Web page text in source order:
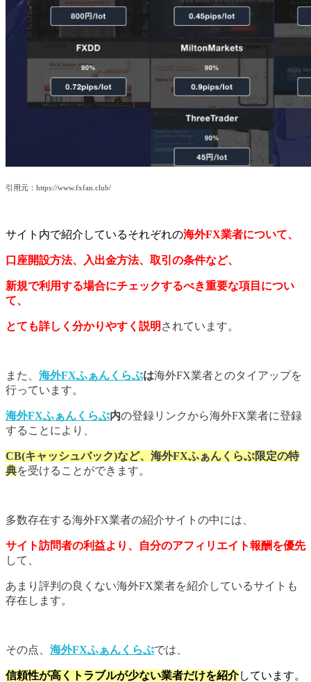
引用元：https://www.fxfan.club/
サイト内で紹介しているそれぞれの海外FX業者について、
口座開設方法、入出金方法、取引の条件など、
新規で利用する場合にチェックするべき重要な項目につい
て、
とても詳しく分かりやすく説明 されています。
また、 海外FXふぁんくらぶは海外FX業者とのタイアップを
行っています。
海外FXふぁんくらぶ内の登録リンクから海外FX業者に登録
することにより、
CB(キャッシュバック)など、海外FXふぁんくらぶ限定の特
典を受けることができます。
多数存在する海外FX業者の紹介サイトの中には、
サイト訪問者の利益より、自分のアフィリエイト報酬を優先
して、
あまり評判の良くない海外FX業者を紹介しているサイトも
存在します。
その点、 海外FXふぁんくらぶでは、
信頼性が高くトラブルが少ない業者だけを紹介しています。